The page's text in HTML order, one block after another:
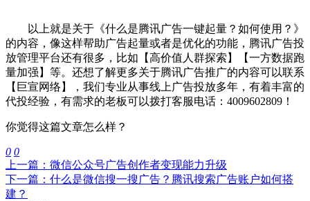
以上就是关于《什么是腾讯广告一键起量？如何使用？》
的内容，像这样帮助广告起量或者是优化的功能，腾讯广告投
放管理平台还有很多，比如【高价值人群探索】【一方数据跑
量加强】等。还想了解更多关于腾讯广告推广的内容可以联系
【巨宣网络】，我们专业从事线上广告投放多年，有着丰富的
代投经验，有需求的老板可以拨打客服电话：4009602809！
你觉得这篇文章怎么样？
0 0
上一篇：微信公众号广告创作者变现能力升级
下一篇：什么是微信搜一搜广告？腾讯搜索广告账户如何搭
建？